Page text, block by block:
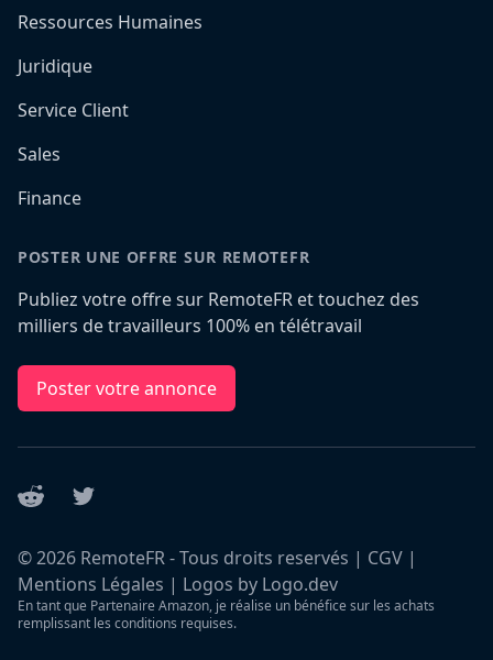
Ressources Humaines
Juridique
Service Client
Sales
Finance
POSTER UNE OFFRE SUR REMOTEFR
Publiez votre offre sur RemoteFR et touchez des
milliers de travailleurs 100% en télétravail
Poster votre annonce
Reddit Twitter
©2026 RemoteFR - Tous droits reservés | CGV |
Mentions Légales | Logos by Logo.dev
En tant que Partenaire Amazon, je réalise un bénéfice sur les achats
remplissant les conditions requises.